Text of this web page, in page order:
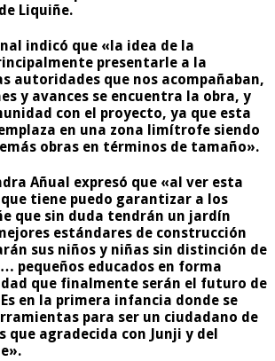
Liquiñe.
indicó que «la idea de la
presentarle a la
autoridades que nos acompañaban,
y avances se encuentra la obra, y
con el proyecto, ya que esta
en una zona limítrofe siendo
obras en términos de tamaño».
Añual expresó que «al ver esta
tiene puedo garantizar a los
que sin duda tendrán un jardín
estándares de construcción
sus niños y niñas sin distinción de
pequeños educados en forma
que finalmente serán el futuro de
en la primera infancia donde se
para ser un ciudadano de
que agradecida con Junji y del